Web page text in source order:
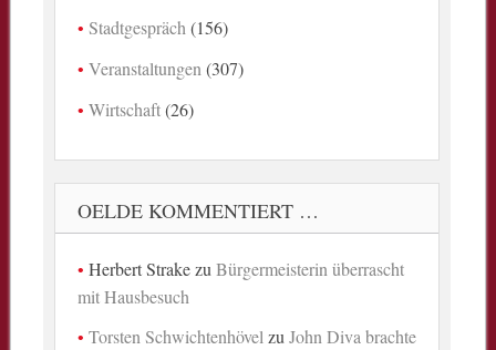
Stadtgespräch(156)
Veranstaltungen(307)
Wirtschaft(26)
OELDE KOMMENTIERT …
Herbert StrakezuBürgermeisterin überrascht
mit Hausbesuch
Torsten SchwichtenhövelzuJohn Diva brachte